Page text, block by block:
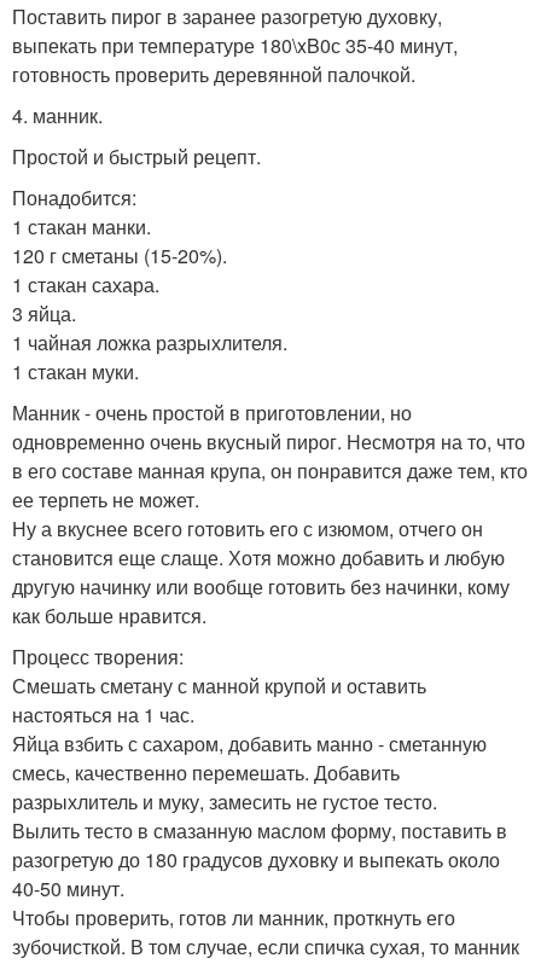
Поставить пирог в заранее разогретую духовку,
выпекать при температуре 180\xB0с 35-40 минут,
готовность проверить деревянной палочкой.
4. манник.
Простой и быстрый рецепт.
Понадобится:
1 стакан манки.
120 г сметаны (15-20%).
1 стакан сахара.
3 яйца.
1 чайная ложка разрыхлителя.
1 стакан муки.
Манник - очень простой в приготовлении, но
одновременно очень вкусный пирог. Несмотря на то, что
в его составе манная крупа, он понравится даже тем, кто
ее терпеть не может.
Ну а вкуснее всего готовить его с изюмом, отчего он
становится еще слаще. Хотя можно добавить и любую
другую начинку или вообще готовить без начинки, кому
как больше нравится.
Процесс творения:
Смешать сметану с манной крупой и оставить
настояться на 1 час.
Яйца взбить с сахаром, добавить манно - сметанную
смесь, качественно перемешать. Добавить
разрыхлитель и муку, замесить не густое тесто.
Вылить тесто в смазанную маслом форму, поставить в
разогретую до 180 градусов духовку и выпекать около
40-50 минут.
Чтобы проверить, готов ли манник, проткнуть его
зубочисткой. В том случае, если спичка сухая, то манник